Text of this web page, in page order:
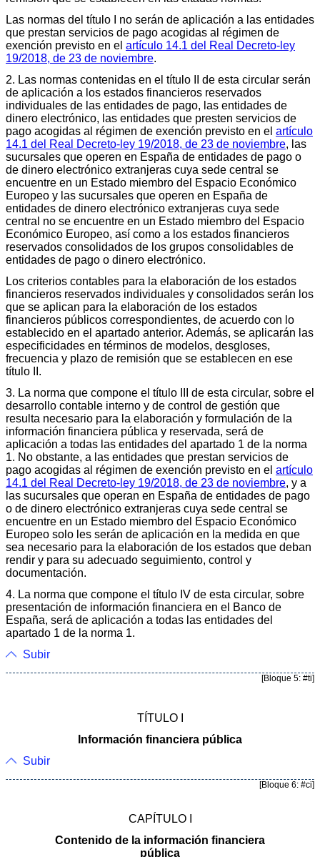
Las normas del título I no serán de aplicación a las entidades
que prestan servicios de pago acogidas al régimen de
exención previsto en el artículo 14.1 del Real Decreto-ley
19/2018, de 23 de noviembre.
2. Las normas contenidas en el título II de esta circular serán
de aplicación a los estados financieros reservados
individuales de las entidades de pago, las entidades de
dinero electrónico, las entidades que presten servicios de
pago acogidas al régimen de exención previsto en el artículo
14.1 del Real Decreto-ley 19/2018, de 23 de noviembre, las
sucursales que operen en España de entidades de pago o
de dinero electrónico extranjeras cuya sede central se
encuentre en un Estado miembro del Espacio Económico
Europeo y las sucursales que operen en España de
entidades de dinero electrónico extranjeras cuya sede
central no se encuentre en un Estado miembro del Espacio
Económico Europeo, así como a los estados financieros
reservados consolidados de los grupos consolidables de
entidades de pago o dinero electrónico.
Los criterios contables para la elaboración de los estados
financieros reservados individuales y consolidados serán los
que se aplican para la elaboración de los estados
financieros públicos correspondientes, de acuerdo con lo
establecido en el apartado anterior. Además, se aplicarán las
especificidades en términos de modelos, desgloses,
frecuencia y plazo de remisión que se establecen en ese
título II.
3. La norma que compone el título III de esta circular, sobre el
desarrollo contable interno y de control de gestión que
resulta necesario para la elaboración y formulación de la
información financiera pública y reservada, será de
aplicación a todas las entidades del apartado 1 de la norma
1. No obstante, a las entidades que prestan servicios de
pago acogidas al régimen de exención previsto en el artículo
14.1 del Real Decreto-ley 19/2018, de 23 de noviembre, y a
las sucursales que operan en España de entidades de pago
o de dinero electrónico extranjeras cuya sede central se
encuentre en un Estado miembro del Espacio Económico
Europeo solo les serán de aplicación en la medida en que
sea necesario para la elaboración de los estados que deban
rendir y para su adecuado seguimiento, control y
documentación.
4. La norma que compone el título IV de esta circular, sobre
presentación de información financiera en el Banco de
España, será de aplicación a todas las entidades del
apartado 1 de la norma 1.
Subir
[Bloque 5: #ti]
TÍTULO I
Información financiera pública
Subir
[Bloque 6: #ci]
CAPÍTULO I
Contenido de la información financiera
pública